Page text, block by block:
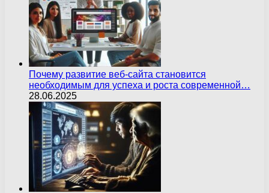
Почему развитие веб-сайта становится
необходимым для успеха и роста современной…
28.06.2025